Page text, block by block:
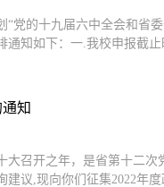
“党的十九届六中全会和省
通知如下：一.我校申报截止
知
大召开之年，是省第十二
议,现向你们征集2022年度